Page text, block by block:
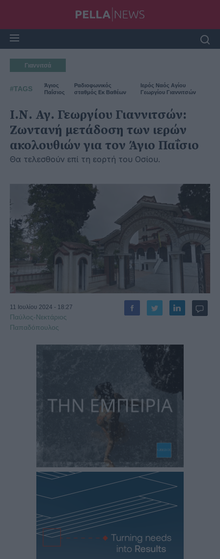
Γιαννιτσά
#TAGS
Άγιος
Παΐσιος
Ραδιοφωνικός
σταθμός Εκ Βαθέων
Ιερός Ναός Αγίου
Γεωργίου Γιαννιτσών
Ι.Ν. Αγ. Γεωργίου Γιαννιτσών:
Ζωντανή μετάδοση των ιερών
ακολουθιών για τον Άγιο Παΐσιο
Θα τελεσθούν επί τη εορτή του Οσίου.
11 Ιουλίου 2024 - 18:27
Παύλος-Νεκτάριος
Παπαδόπουλος